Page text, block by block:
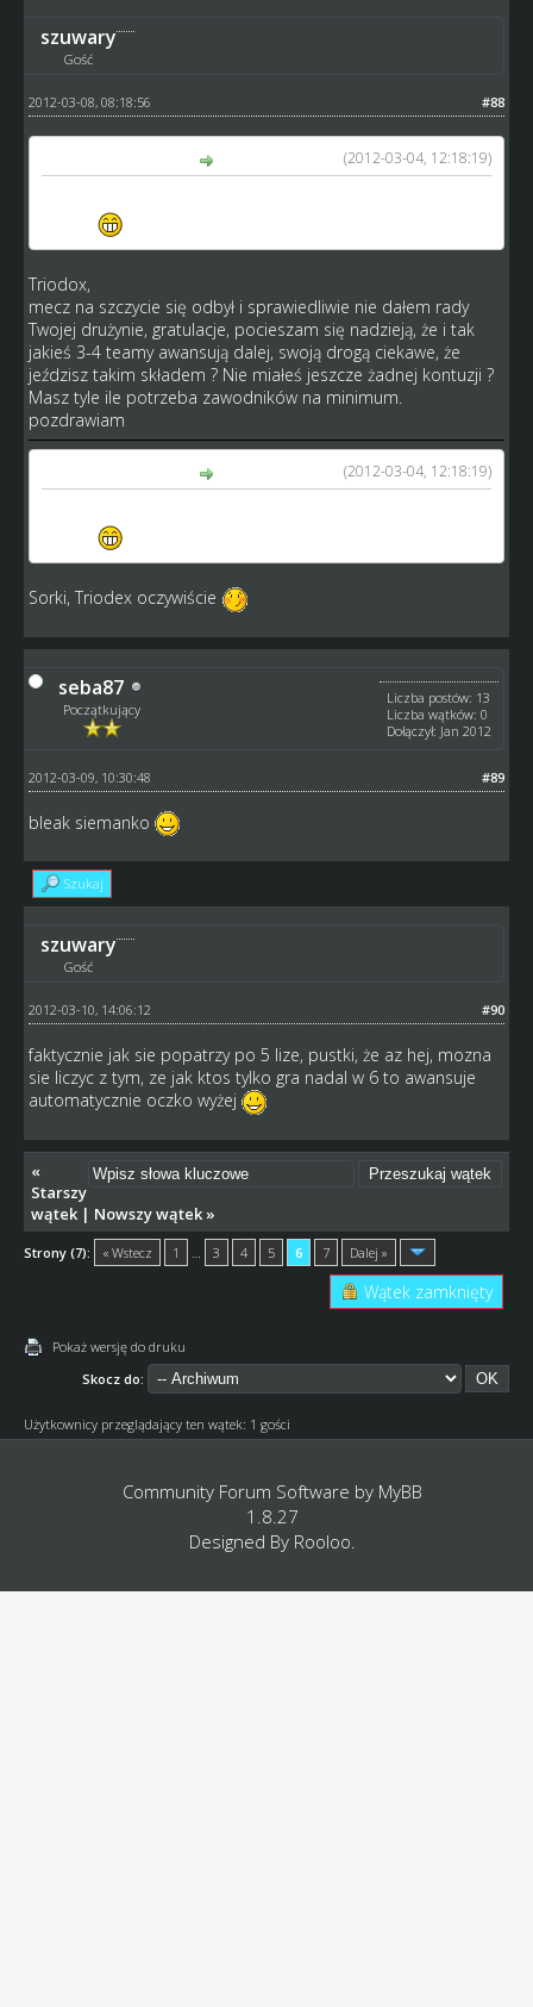
szuwary
Gość
#88
2012-03-08, 08:18:56
(2012-03-04, 12:18:19)
Triodox,
mecz na szczycie się odbył i sprawiedliwie nie dałem rady
Twojej drużynie, gratulacje, pocieszam się nadzieją, że i tak
jakieś 3-4 teamy awansują dalej, swoją drogą ciekawe, że
jeździsz takim składem ? Nie miałeś jeszcze żadnej kontuzji ?
Masz tyle ile potrzeba zawodników na minimum.
pozdrawiam
(2012-03-04, 12:18:19)
Sorki, Triodex oczywiście
seba87
Początkujący
Liczba postów: 13
Liczba wątków: 0
Dołączył: Jan 2012
#89
2012-03-09, 10:30:48
bleak siemanko
Szukaj
szuwary
Gość
#90
2012-03-10, 14:06:12
faktycznie jak sie popatrzy po 5 lize, pustki, że az hej, mozna
sie liczyc z tym, ze jak ktos tylko gra nadal w 6 to awansuje
automatycznie oczko wyżej
«
Starszy
wątek| Nowszy wątek»
Strony (7): « Wstecz 1 … 3 4 5 6 7 Dalej »
Wątek zamknięty
Pokaż wersję do druku
Skocz do:
Użytkownicy przeglądający ten wątek: 1 gości
Community Forum Software by MyBB
1.8.27
Designed By Rooloo.